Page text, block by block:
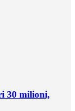
30 milioni,